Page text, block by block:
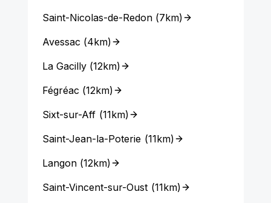
Saint-Nicolas-de-Redon(7km)
Avessac (4km)
La Gacilly(12km)
Fégréac (12km)
Sixt-sur-Aff (11km)
Saint-Jean-la-Poterie (11km)
Langon(12km)
Saint-Vincent-sur-Oust (11km)